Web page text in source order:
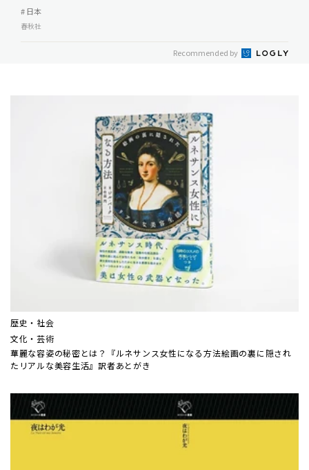
# 日本
春秋社
Recommended by
歴史・社会
文化・芸術
華麗な容姿の秘密とは？『ルネサンス女性になる方法――絵画の裏に隠され
たリアルな美容生活』訳者あとがき